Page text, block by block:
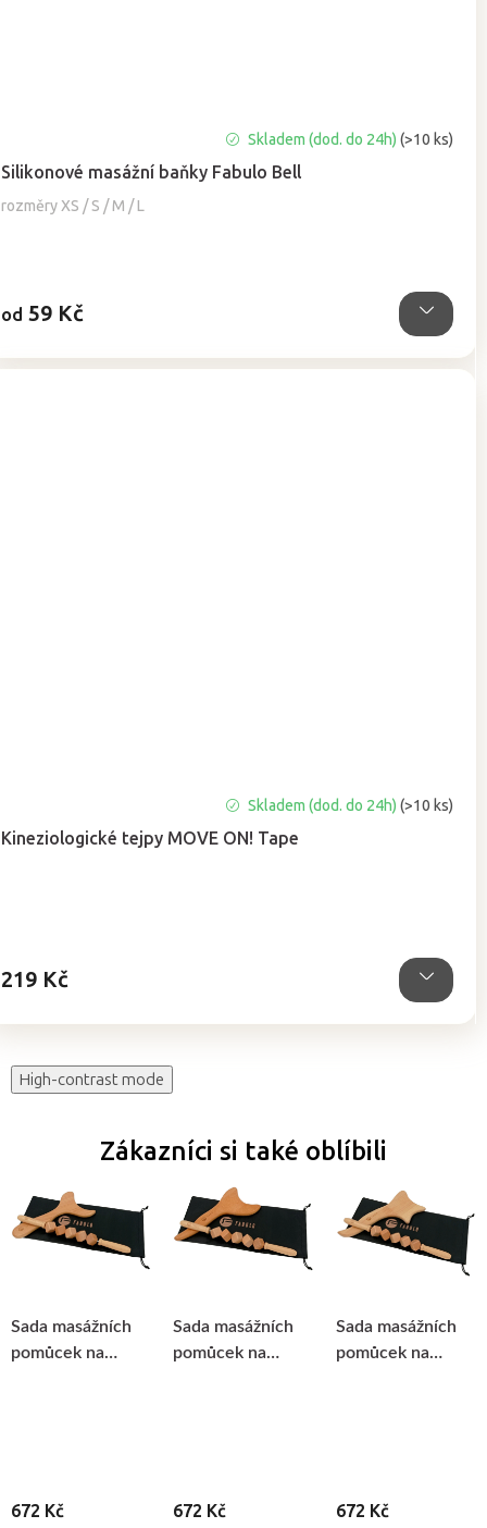
Silikonové masážní baňky Fabulo Bell
rozměry XS / S / M / L
hodnocení
produktu
je
Skladem (dod. do 24h)(>10 ks)
od 59 Kč
Kineziologické tejpy MOVE ON! Tape
hodnocení
produktu
Skladem (dod. do 24h)(>10 ks)
219 Kč
High-contrast mode
Zákazníci si také oblíbili
Sada masážních
pomůcek na
672 Kč
Sada masážních
pomůcek na
672 Kč
Sada masážních
pomůcek na
672 Kč